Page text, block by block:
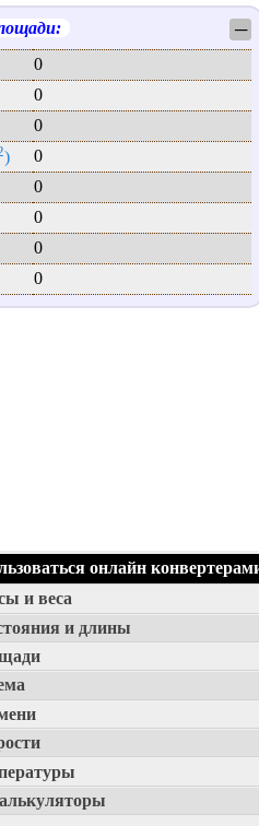
─
0
0
0
)
0
0
0
0
0
онлайн
и веса
и длины